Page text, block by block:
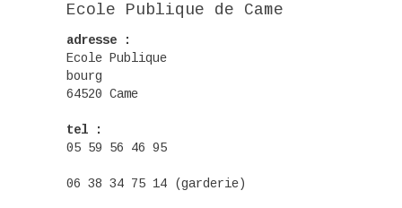
Ecole Publique de Came
adresse :
Ecole Publique
bourg
64520 Came
tel :
05 59 56 46 95
06 38 34 75 14 (garderie)